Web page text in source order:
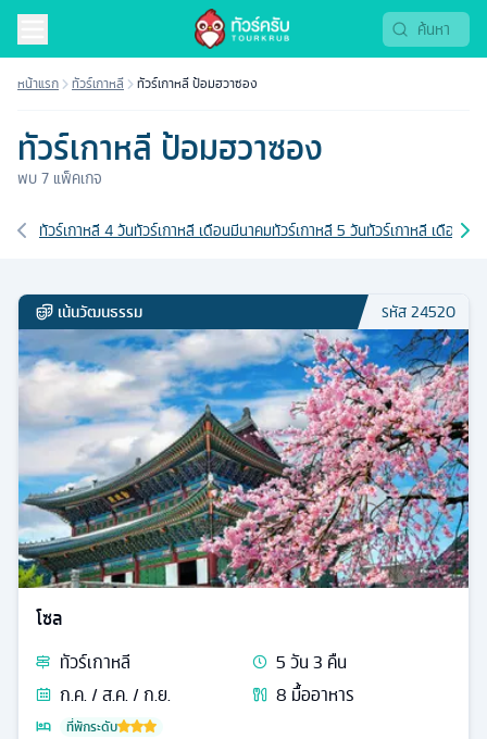
หน้าแรก ทัวร์เกาหลี ทัวร์เกาหลี ป้อมฮวาซอง
ทัวร์เกาหลี ป้อมฮวาซอง
พบ7 แพ็คเกจ
เส้นทางที่เกี่ยวข้อง
ทัวร์เกาหลี 4 วันทัวร์เกาหลี เดือนมีนาคมทัวร์เกาหลี 5 วันทัวร์เกาหลี เดือนกุ
เน้นวัฒนธรรม รหัส24520
โซล
ทัวร์เกาหลี 5วัน3 คืน
ก.ค. / ส.ค. / ก.ย.
8 มื้ออาหาร
ที่พักระดับ